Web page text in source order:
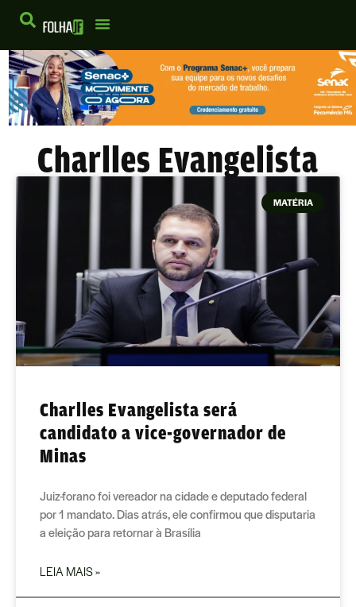
Charlles Evangelista
MATÉRIA
Charlles Evangelista será
candidato a vice-governador de
Minas
Juiz-forano foi vereador na cidade e deputado federal
por 1 mandato. Dias atrás, ele confirmou que disputaria
a eleição para retornar à Brasília
LEIA MAIS »